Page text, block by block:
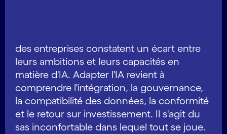
des entreprises constatent un écart entre
leurs ambitions et leurs capacités en
matière d'IA. Adapter l'IA revient à
comprendre l'intégration, la gouvernance,
la compatibilité des données, la conformité
et le retour sur investissement. Il s'agit du
sas inconfortable dans lequel tout se joue.